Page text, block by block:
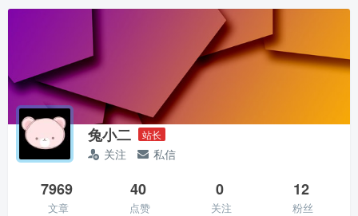
兔小二 站长
关注 私信
7969
文章
40
点赞
0
关注
12
粉丝